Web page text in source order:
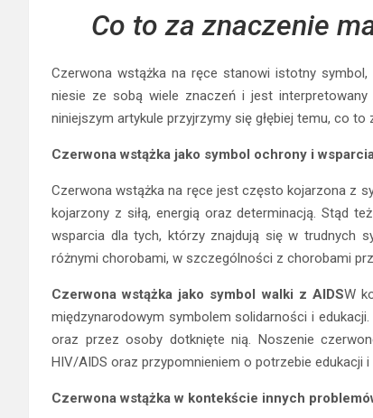
Co to za znaczenie
Czerwona wstążka na ręce stanowi istotny
niesie ze sobą wiele znaczeń i jest
niniejszym artykule przyjrzymy się głębiej temu, co
Czerwona wstążka jako symbol ochrony i
Czerwona wstążka na ręce jest często kojarzona z
kojarzony z siłą, energią oraz determinacją. Stąd
wsparcia dla tych, którzy znajdują się w trudnych
różnymi chorobami, w szczególności z chorobami
Czerwona wstążka jako symbol walki z AIDSW
międzynarodowym symbolem solidarności i
oraz przez osoby dotknięte nią. Noszenie
HIV/AIDS oraz przypomnieniem o potrzebie edukacji
Czerwona wstążka w kontekście innych